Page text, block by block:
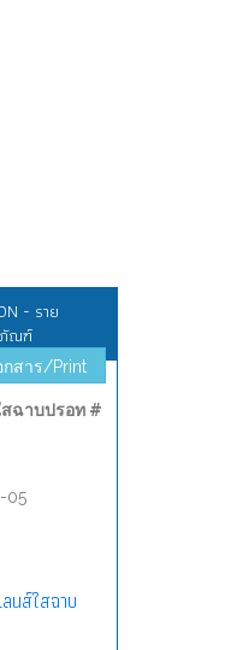
- ราย
ภัณฑ์
กสาร/Print
ฉาบปรอท #
05
นส์ใสฉาบ